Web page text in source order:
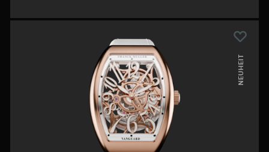
NEUHEIT